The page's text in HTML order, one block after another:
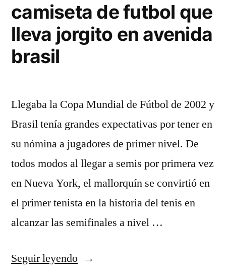
camiseta de futbol que
lleva jorgito en avenida
brasil
Llegaba la Copa Mundial de Fútbol de 2002 y
Brasil tenía grandes expectativas por tener en
su nómina a jugadores de primer nivel. De
todos modos al llegar a semis por primera vez
en Nueva York, el mallorquín se convirtió en
el primer tenista en la historia del tenis en
alcanzar las semifinales a nivel …
Seguir leyendo«camiseta